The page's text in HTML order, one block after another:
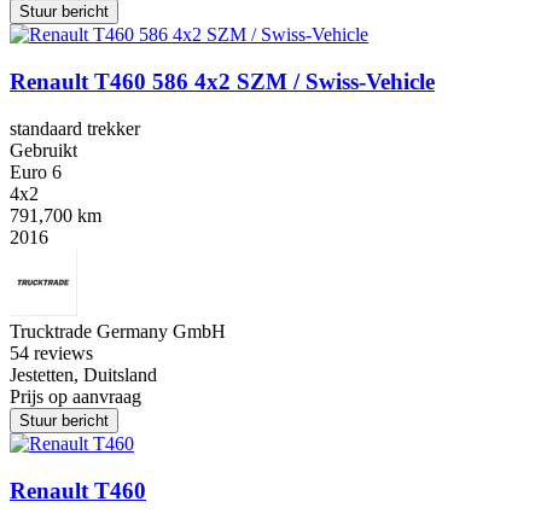
Stuur bericht
Renault T460 586 4x2 SZM / Swiss-Vehicle
standaard trekker
Gebruikt
Euro 6
4x2
791,700 km
2016
Trucktrade Germany GmbH
54 reviews
Jestetten, Duitsland
Prijs op aanvraag
Stuur bericht
Renault T460